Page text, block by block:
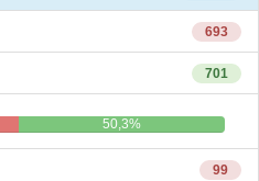
693
701
50,3%
99